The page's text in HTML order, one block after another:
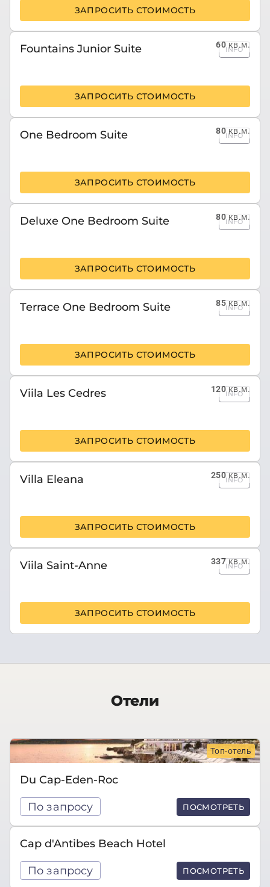
ЗАПРОСИТЬ СТОИМОСТЬ
60кв.м.
Fountains Junior Suite INFO
ЗАПРОСИТЬ СТОИМОСТЬ
80кв.м.
One Bedroom Suite INFO
ЗАПРОСИТЬ СТОИМОСТЬ
80кв.м.
Deluxe One Bedroom Suite INFO
ЗАПРОСИТЬ СТОИМОСТЬ
85кв.м.
Terrace One Bedroom Suite INFO
ЗАПРОСИТЬ СТОИМОСТЬ
120кв.м.
Viila Les Cedres INFO
ЗАПРОСИТЬ СТОИМОСТЬ
250кв.м.
Villa Eleana INFO
ЗАПРОСИТЬ СТОИМОСТЬ
337кв.м.
Viila Saint-Anne INFO
ЗАПРОСИТЬ СТОИМОСТЬ
Отели
Топ-отель
Du Cap-Eden-Roc
По запросу ПОСМОТРЕТЬ
Cap d'Antibes Beach Hotel
По запросу ПОСМОТРЕТЬ